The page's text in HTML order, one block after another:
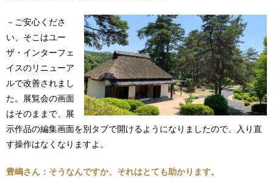
－ご安心くださ
い、そこはユー
ザ・インターフェ
イスのリニューア
ルで改善されまし
た。展覧会の画面
はそのままで、展
示作品の編集画面を別タブで開けるようになりましたので、入り直
す操作はなくなりますよ。
豊嶋さん：そうなんですか、それはとても助かります。